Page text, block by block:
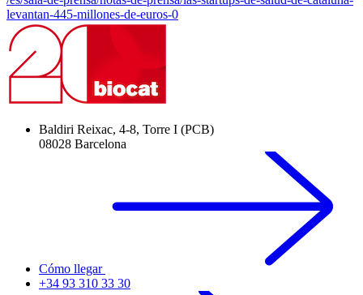
levantan-445-millones-de-euros-0
Baldiri Reixac, 4-8, Torre I (PCB)
08028 Barcelona
Cómo llegar
+34 93 310 33 30